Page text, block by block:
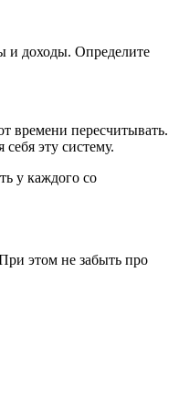
и доходы. Определите
времени пересчитывать.
эту систему.
у каждого со
этом не забыть про